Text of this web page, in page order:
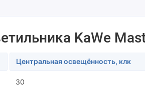
KaWe
Центральная освещённость, клк
30